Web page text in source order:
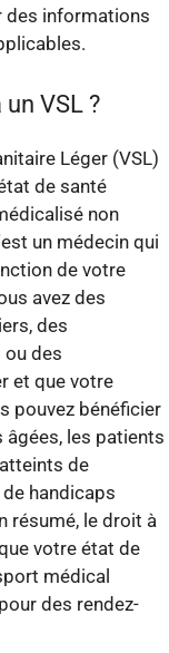
des informations
VSL ?
Léger (VSL)
de santé
non
un médecin qui
de votre
avez des
des
des
et que votre
pouvez bénéficier
âgées, les patients
de
handicaps
résumé, le droit à
votre état de
médical
des rendez-